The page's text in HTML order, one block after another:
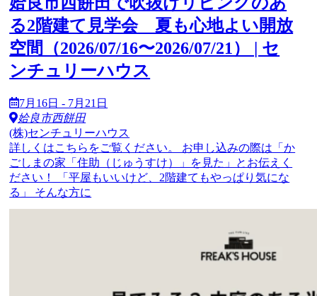
る2階建て見学会 夏も心地よい開放
空間（2026/07/16〜2026/07/21） | セ
ンチュリーハウス
7月16日 - 7月21日
姶良市西餅田
(株)センチュリーハウス
詳しくはこちらをご覧ください。 お申し込みの際は「か
ごしまの家「住助（じゅうすけ）」を見た」とお伝えく
ださい！ 「平屋もいいけど、2階建てもやっぱり気にな
る」 そんな方に